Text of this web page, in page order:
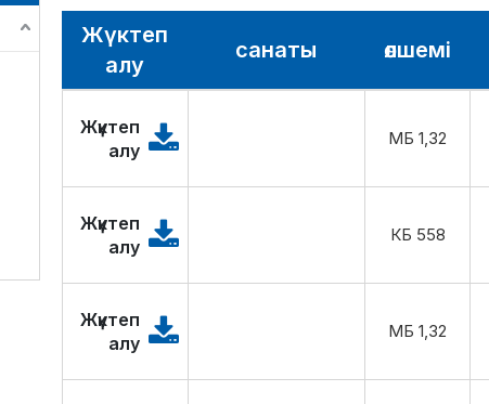
өлшемі
санаты
Жүктеп
алу
1,32 МБ
Жүктеп
алу
558 КБ
Жүктеп
алу
1,32 МБ
Жүктеп
алу